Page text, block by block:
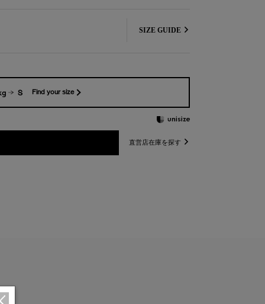
SIZE GUIDE
S Find your size
直営店在庫を探す